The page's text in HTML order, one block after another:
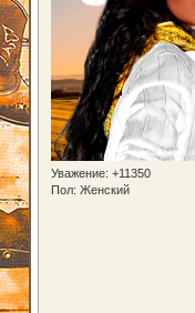
Уважение: +11350
Пол: Женский